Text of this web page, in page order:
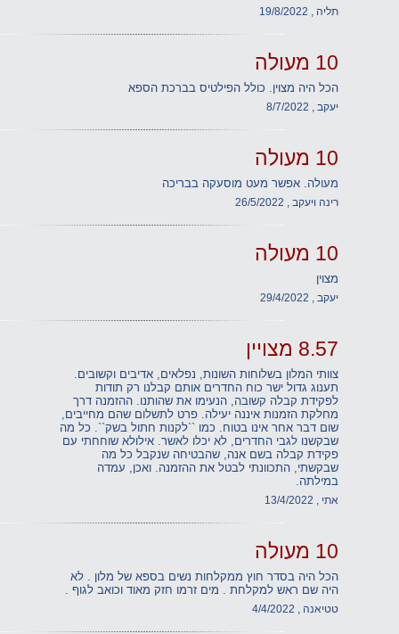
תליה , 19/8/2022
10 מעולה
הכל היה מצוין. כולל הפילטיס בברכת הספא
יעקב , 8/7/2022
10 מעולה
מעולה. אפשר מעט מוסעקה בבריכה
רינה ויעקב , 26/5/2022
10 מעולה
מצוין
יעקב , 29/4/2022
8.57 מצויין
צוותי המלון בשלוחות השונות, נפלאים, אדיבים וקשובים.
תענוג גדול ישר כוח החדרים אותם קבלנו רק תודות
לפקידת קבלה קשובה, הנעימו את שהותנו. ההזמנה דרך
מחלקת הזמנות איננה יעילה. פרט לתשלום שהם מחייבים,
שום דבר אחר אינו בטוח. כמו ``לקנות חתול בשק``. כל מה
שבקשנו לגבי החדרים, לא יכלו לאשר. אילולא שוחחתי עם
פקידת קבלה בשם אנה, שהבטיחה שנקבל כל מה
שבקשתי, התכוונתי לבטל את ההזמנה. ואכן, עמדה
במילתה.
אתי , 13/4/2022
10 מעולה
הכל היה בסדר חוץ ממקלחות נשים בספא של מלון . לא
היה שם ראש למקלחת . מים זרמו חזק מאוד וכואב לגוף .
טטיאנה , 4/4/2022